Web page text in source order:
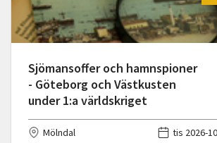
Sjömansoffer och hamnspioner
- Göteborg och Västkusten
under 1:a världskriget
Mölndal
tis 2026-